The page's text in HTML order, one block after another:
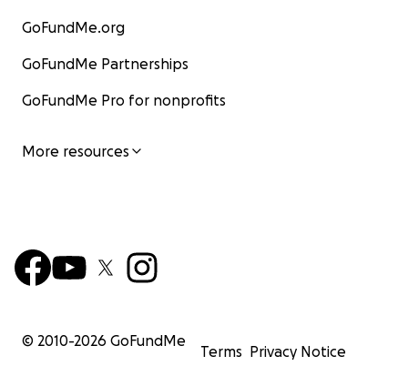
GoFundMe.org
GoFundMe Partnerships
GoFundMe Pro for nonprofits
More resources
© 2010-2026 GoFundMe
Terms Privacy Notice